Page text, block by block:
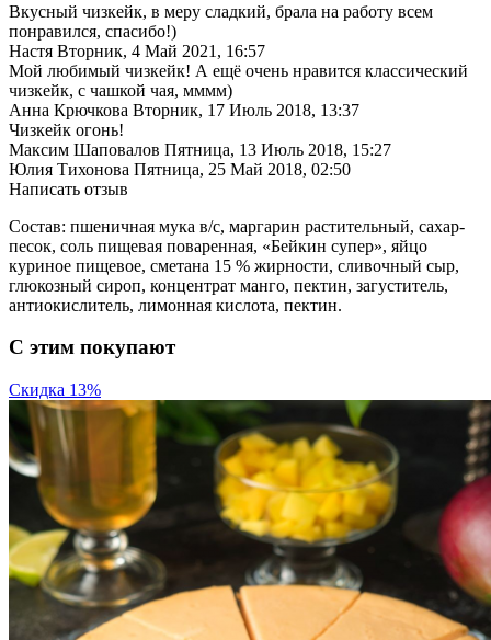
Вкусный чизкейк, в меру сладкий, брала на работу всем
понравился, спасибо!)
Настя Вторник, 4 Май 2021, 16:57
Мой любимый чизкейк! А ещё очень нравится классический
чизкейк, с чашкой чая, мммм)
Анна Крючкова Вторник, 17 Июль 2018, 13:37
Чизкейк огонь!
Максим Шаповалов Пятница, 13 Июль 2018, 15:27
Юлия Тихонова Пятница, 25 Май 2018, 02:50
Написать отзыв
Состав: пшеничная мука в/с, маргарин растительный, сахар-
песок, соль пищевая поваренная, «Бейкин супер», яйцо
куриное пищевое, сметана 15 % жирности, сливочный сыр,
глюкозный сироп, концентрат манго, пектин, загуститель,
антиокислитель, лимонная кислота, пектин.
C этим покупают
Скидка 13%